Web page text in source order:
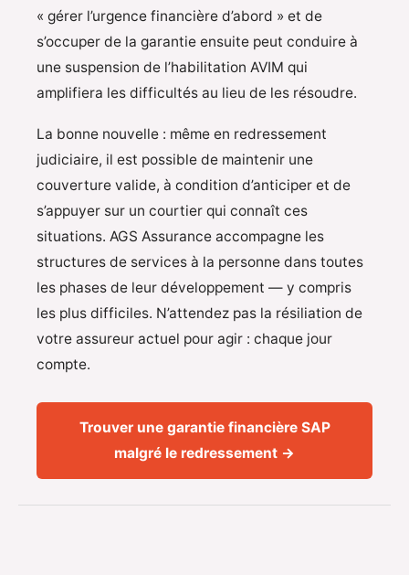
« gérer l’urgence financière d’abord » et de
s’occuper de la garantie ensuite peut conduire à
une suspension de l’habilitation AVIM qui
amplifiera les difficultés au lieu de les résoudre.
La bonne nouvelle : même en redressement
judiciaire, il est possible de maintenir une
couverture valide, à condition d’anticiper et de
s’appuyer sur un courtier qui connaît ces
situations. AGS Assurance accompagne les
structures de services à la personne dans toutes
les phases de leur développement — y compris
les plus difficiles. N’attendez pas la résiliation de
votre assureur actuel pour agir : chaque jour
compte.
Trouver une garantie financière SAP
malgré le redressement →